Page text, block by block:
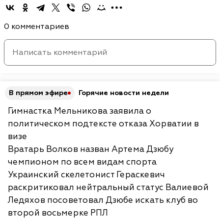
0 комментариев
В прямом эфире Горячие новости недели
Гимнастка Мельникова заявила о
политическом подтексте отказа Хорватии в
визе
Вратарь Волков назван Артема Дзюбу
чемпионом по всем видам спорта
Украинский скелетонист Гераскевич
раскритиковал нейтральный статус Валиевой
Ледяхов посоветовал Дзюбе искать клуб во
второй восьмерке РПЛ